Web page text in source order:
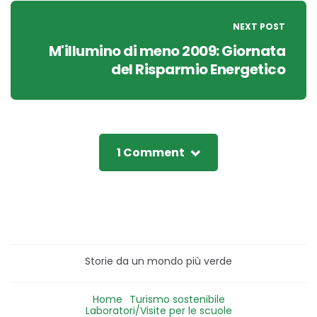
NEXT POST
M'illumino di meno 2009: Giornata
del Risparmio Energetico
1 Comment
Storie da un mondo più verde
Home Turismo sostenibile
Laboratori/Visite per le scuole